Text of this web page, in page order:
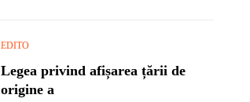
EDITO
Legea privind afișarea țării de
origine a